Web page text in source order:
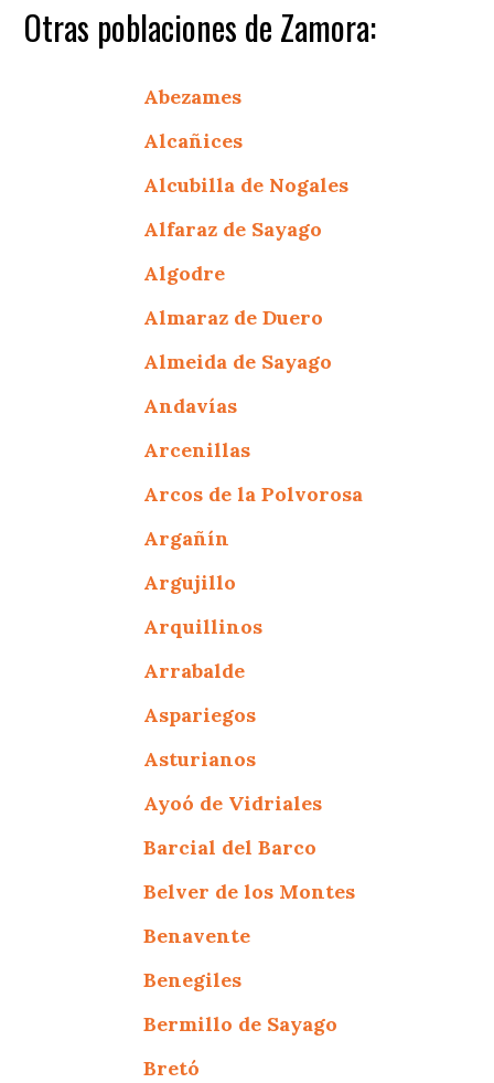
Otras poblaciones de Zamora:
Abezames
Alcañices
Alcubilla de Nogales
Alfaraz de Sayago
Algodre
Almaraz de Duero
Almeida de Sayago
Andavías
Arcenillas
Arcos de la Polvorosa
Argañín
Argujillo
Arquillinos
Arrabalde
Aspariegos
Asturianos
Ayoó de Vidriales
Barcial del Barco
Belver de los Montes
Benavente
Benegiles
Bermillo de Sayago
Bretó